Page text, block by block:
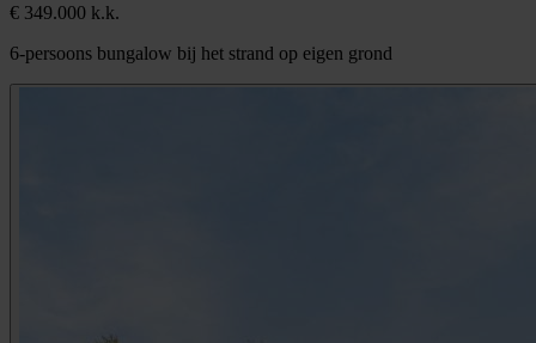
€ 349.000 k.k.
6-persoons bungalow bij het strand op eigen grond